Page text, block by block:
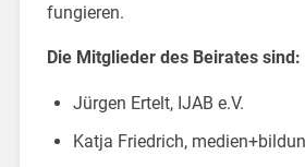
fungieren.
Die Mitglieder des Beirates sind:
Jürgen Ertelt, IJAB e.V.
Katja Friedrich,